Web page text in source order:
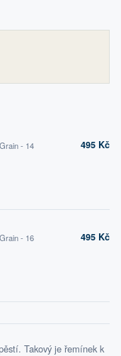
- 14
495 Kč
- 16
495 Kč
Takový je řemínek k